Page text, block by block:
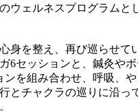
ウェルネスプログラムと
身を整え、再び巡らせて
6セッションと、鍼灸や
ンを組み合わせ、呼吸、や
とチャクラの巡りに沿っ